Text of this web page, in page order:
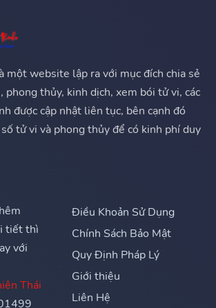
một website lập ra với mục đích chia sẻ
phong thủy, kinh dịch, xem bói tử vi, các
được cập nhật liên tục, bên cạnh đó
tử vi và phong thủy để có kinh phí duy
tiết thì
với
Thái
Điều Khoản Sử Dụng
Chính Sách Bảo Mật
Quy Định Pháp Lý
Giới thiệu
Liên Hệ